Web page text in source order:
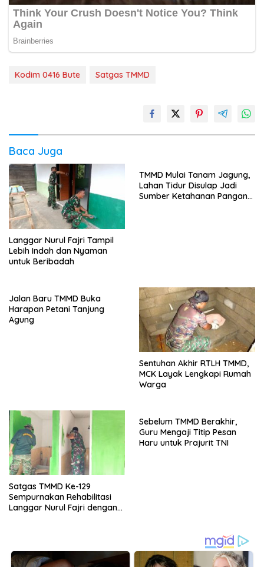
Kodim 0416 Bute Satgas TMMD
Baca Juga
Langgar Nurul Fajri Tampil
Lebih Indah dan Nyaman
untuk Beribadah
TMMD Mulai Tanam Jagung,
Lahan Tidur Disulap Jadi
Sumber Ketahanan Pangan
Jalan Baru TMMD Buka
Harapan Petani Tanjung
Agung
Sentuhan Akhir RTLH TMMD,
MCK Layak Lengkapi Rumah
Warga
Satgas TMMD Ke-129
Sempurnakan Rehabilitasi
Langgar Nurul Fajri dengan
Sebelum TMMD Berakhir,
Guru Mengaji Titip Pesan
Haru untuk Prajurit TNI